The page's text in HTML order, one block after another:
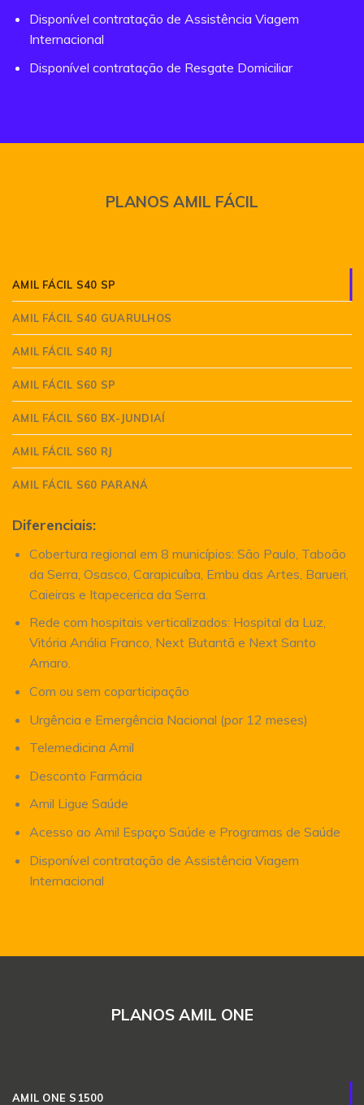
Disponível contratação de Assistência Viagem
Internacional
Disponível contratação de Resgate Domiciliar
PLANOS AMIL FÁCIL
AMIL FÁCIL S40 SP
AMIL FÁCIL S40 GUARULHOS
AMIL FÁCIL S40 RJ
AMIL FÁCIL S60 SP
AMIL FÁCIL S60 BX-JUNDIAÍ
AMIL FÁCIL S60 RJ
AMIL FÁCIL S60 PARANÁ
Diferenciais:
Cobertura regional em 8 municípios: São Paulo, Taboão
da Serra, Osasco, Carapicuíba, Embu das Artes, Barueri,
Caieiras e Itapecerica da Serra.
Rede com hospitais verticalizados: Hospital da Luz,
Vitória Anália Franco, Next Butantã e Next Santo
Amaro.
Com ou sem coparticipação
Urgência e Emergência Nacional (por 12 meses)
Telemedicina Amil
Desconto Farmácia
Amil Ligue Saúde
Acesso ao Amil Espaço Saúde e Programas de Saúde
Disponível contratação de Assistência Viagem
Internacional
PLANOS AMIL ONE
AMIL ONE S1500